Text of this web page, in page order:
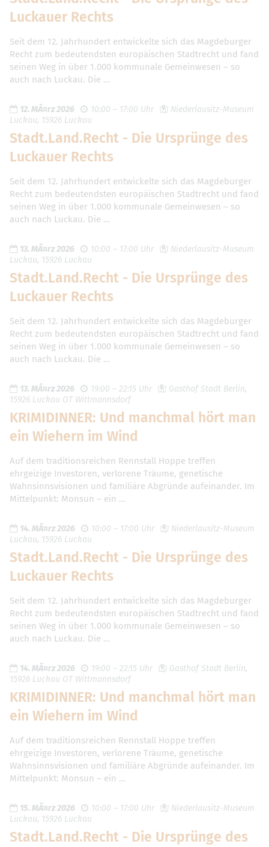
Luckauer Rechts
Seit dem 12. Jahrhundert entwickelte sich das Magdeburger
Recht zum bedeutendsten europäischen Stadtrecht und fand
seinen Weg in über 1.000 kommunale Gemeinwesen – so
auch nach Luckau. Die …
12. MÃ¤rz 2026 10:00 – 17:00 Uhr
Niederlausitz-Museum
Luckau, 15926 Luckau
Stadt.Land.Recht - Die Ursprünge des
Luckauer Rechts
Seit dem 12. Jahrhundert entwickelte sich das Magdeburger
Recht zum bedeutendsten europäischen Stadtrecht und fand
seinen Weg in über 1.000 kommunale Gemeinwesen – so
auch nach Luckau. Die …
13. MÃ¤rz 2026 10:00 – 17:00 Uhr
Niederlausitz-Museum
Luckau, 15926 Luckau
Stadt.Land.Recht - Die Ursprünge des
Luckauer Rechts
Seit dem 12. Jahrhundert entwickelte sich das Magdeburger
Recht zum bedeutendsten europäischen Stadtrecht und fand
seinen Weg in über 1.000 kommunale Gemeinwesen – so
auch nach Luckau. Die …
13. MÃ¤rz 2026 19:00 – 22:15 Uhr
Gasthof Stadt Berlin,
15926 Luckau OT Wittmannsdorf
KRIMIDINNER: Und manchmal hört man
ein Wiehern im Wind
Auf dem traditionsreichen Rennstall Hoppe treffen
ehrgeizige Investoren, verlorene Träume, genetische
Wahnsinnsvisionen und familiäre Abgründe aufeinander. Im
Mittelpunkt: Monsun – ein …
14. MÃ¤rz 2026 10:00 – 17:00 Uhr
Niederlausitz-Museum
Luckau, 15926 Luckau
Stadt.Land.Recht - Die Ursprünge des
Luckauer Rechts
Seit dem 12. Jahrhundert entwickelte sich das Magdeburger
Recht zum bedeutendsten europäischen Stadtrecht und fand
seinen Weg in über 1.000 kommunale Gemeinwesen – so
auch nach Luckau. Die …
14. MÃ¤rz 2026 19:00 – 22:15 Uhr
Gasthof Stadt Berlin,
15926 Luckau OT Wittmannsdorf
KRIMIDINNER: Und manchmal hört man
ein Wiehern im Wind
Auf dem traditionsreichen Rennstall Hoppe treffen
ehrgeizige Investoren, verlorene Träume, genetische
Wahnsinnsvisionen und familiäre Abgründe aufeinander. Im
Mittelpunkt: Monsun – ein …
15. MÃ¤rz 2026 10:00 – 17:00 Uhr
Niederlausitz-Museum
Luckau, 15926 Luckau
Stadt.Land.Recht - Die Ursprünge des